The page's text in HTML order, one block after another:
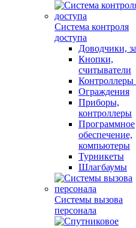
Система контроля
доступа
Доводчики,
Кнопки,
считыватели
Контроллеры
Ограждения
Приборы,
контроллеры
Программное
обеспечение,
компьютеры
Турникеты
Шлагбаумы
Системы вызова
персонала